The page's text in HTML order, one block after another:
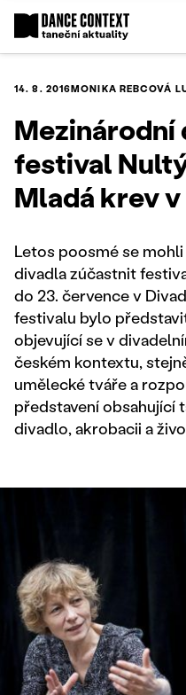
14. 8. 2016MONIKA REBCOVÁ
Mezinárodní
festival
Mladá krev
Letos poosmé se
divadla zúčastnit
do 23. července v
festivalu bylo
objevující se v
českém kontextu,
umělecké tváře a
představení obsahující
divadlo, akrobacii a